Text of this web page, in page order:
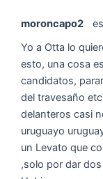
moroncapo2
Yo a Otta lo
esto, una cosa
candidatos,
del travesaño
delanteros casi
uruguayo
un Levato que
,solo por dar